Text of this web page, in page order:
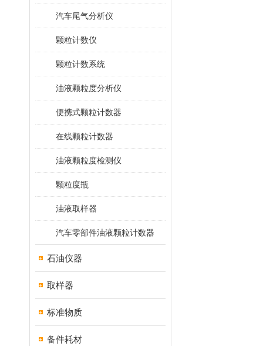
汽车尾气分析仪
颗粒计数仪
颗粒计数系统
油液颗粒度分析仪
便携式颗粒计数器
在线颗粒计数器
油液颗粒度检测仪
颗粒度瓶
油液取样器
汽车零部件油液颗粒计数器
石油仪器
取样器
标准物质
备件耗材